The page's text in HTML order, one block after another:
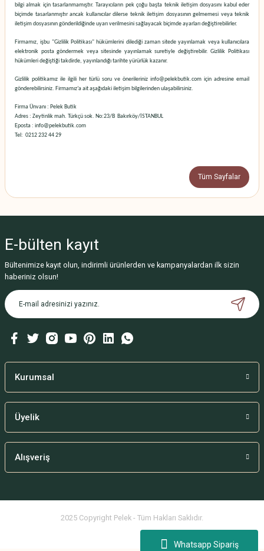
Whatsapp Sipariş
bilgi almak için tasarlanmamıştır. Tarayıcıların pek çoğu başta teknik iletişim dosyasını kabul eder
biçimde tasarlanmıştır ancak kullanıcılar dilerse teknik iletişim dosyasının gelmemesi veya teknik
iletişim dosyasının gönderildiğinde uyarı verilmesini sağlayacak biçimde ayarları değiştirebilirler.
Firmamız, işbu "Gizlilik Politikası" hükümlerini dilediği zaman sitede yayınlamak veya kullanıcılara
elektronik posta göndermek veya sitesinde yayınlamak suretiyle değiştirebilir. Gizlilik Politikası
hükümleri değiştiği takdirde, yayınlandığı tarihte yürürlük kazanır.
Gizlilik politikamız ile ilgili her türlü soru ve önerileriniz info@pelekbutik.com için adresine email
gönderebilirsiniz. Firmamız’a ait aşağıdaki iletişim bilgilerinden ulaşabilirsiniz.
Firma Ünvanı : Pelek Butik
Adres : Zeytinlik mah. Türkçü sok. No:23/B Bakırköy/İSTANBUL
Eposta : info@pelekbutik.com
Tel: 0212 232 44 29
Tüm Sayfalar
E-bülten kayıt
Bültenimize kayıt olun, indirimli ürünlerden ve kampanyalardan ilk sizin
haberiniz olsun!
Kurumsal
Üyelik
Alışveriş
2025 Copyright Pelek - Tüm Hakları Saklıdır.